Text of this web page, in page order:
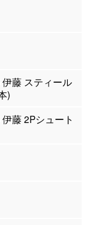
伊藤 スティール
)
藤 2Pシュート